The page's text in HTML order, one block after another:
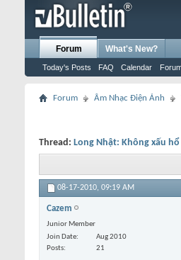
Forum
Today's Posts FAQ Calendar
What's New?
Forum Âm Nhạc Điện Ảnh
Thread: Long Nhật: Không xấu
08-17-2010, 09:19 AM
Cazem
Junior Member
Join Date
Aug 2010
Posts
21